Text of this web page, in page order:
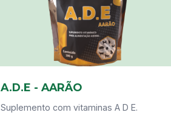
A.D.E - AARÃO
Suplemento com vitaminas A D E.